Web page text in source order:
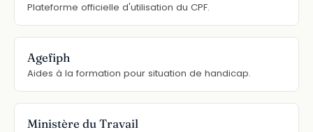
Plateforme officielle d'utilisation du CPF.
Agefiph
Aides à la formation pour situation de handicap.
Ministère du Travail